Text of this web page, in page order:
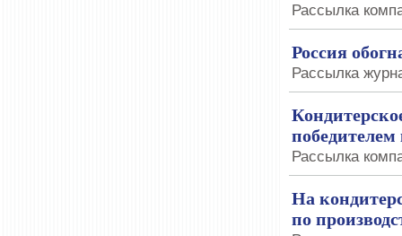
Рассылка
Россия
Рассылка
Рассылка
На
по